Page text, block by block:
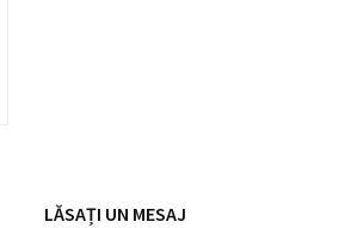
LĂSAȚI UN MESAJ